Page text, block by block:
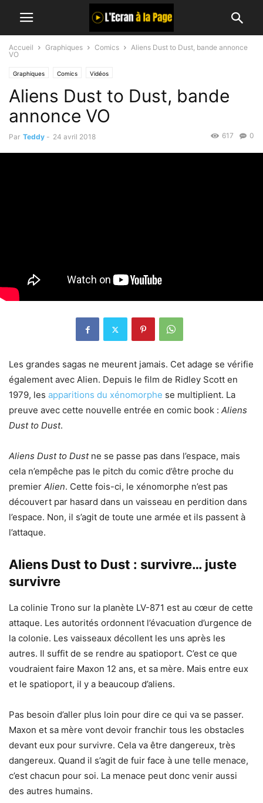
Accueil Graphiques Comics
Aliens Dust to Dust, bande annonce
VO
Graphiques Comics Vidéos
Aliens Dust to Dust, bande
annonce VO
Par Teddy - 24 avril 2018 0
617
Les grandes sagas ne meurent jamais. Cet adage se vérifie
également avec Alien. Depuis le film de Ridley Scott en
1979, les apparitions du xénomorphe se multiplient. La
preuve avec cette nouvelle entrée en comic book : Aliens
Dust to Dust.
Aliens Dust to Dustne se passe pas dans l’espace, mais
cela n’empêche pas le pitch du comic d’être proche du
premier Alien. Cette fois-ci, le xénomorphe n’est pas
découvert par hasard dans un vaisseau en perdition dans
l’espace. Non, il s’agit de toute une armée et ils passent à
l’attaque.
Aliens Dust to Dust : survivre… juste
survivre
La colinie Trono sur la planète LV-871 est au cœur de cette
attaque. Les autorités ordonnent l’évacuation d’urgence de
la colonie. Les vaisseaux décollent les uns après les
autres. Il suffit de se rendre au spatioport. C’est ce que
voudraient faire Maxon 12 ans, et sa mère. Mais entre eux
et le spatioport, il y a beaucoup d’aliens.
Pas besoin d’aller plus loin pour dire ce qui va se passer.
Maxon et sa mère vont devoir franchir tous les obstacles
devant eux pour survivre. Cela va être dangereux, très
dangereux. Quand il s’agit de fuir face à une telle menace,
c’est chacun pour soi. La menace peut donc venir aussi
des autres humains.